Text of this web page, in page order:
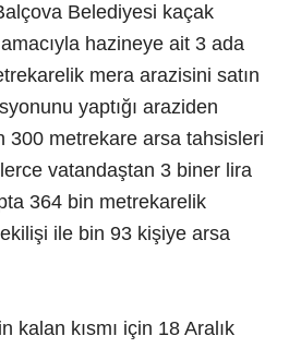
Belediyesi kaçak
hazineye ait 3 ada
mera arazisini satın
yaptığı araziden
300 metrekare arsa tahsisleri
vatandaştan 3 biner lira
364 bin metrekarelik
ile bin 93 kişiye arsa
kalan kısmı için 18 Aralık